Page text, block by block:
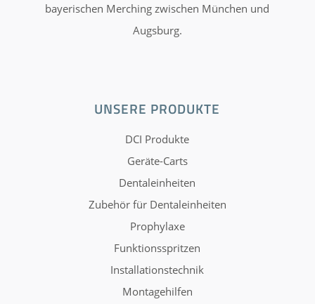
bayerischen Merching zwischen München und
Augsburg.
UNSERE PRODUKTE
DCI Produkte
Geräte-Carts
Dentaleinheiten
Zubehör für Dentaleinheiten
Prophylaxe
Funktionsspritzen
Installationstechnik
Montagehilfen